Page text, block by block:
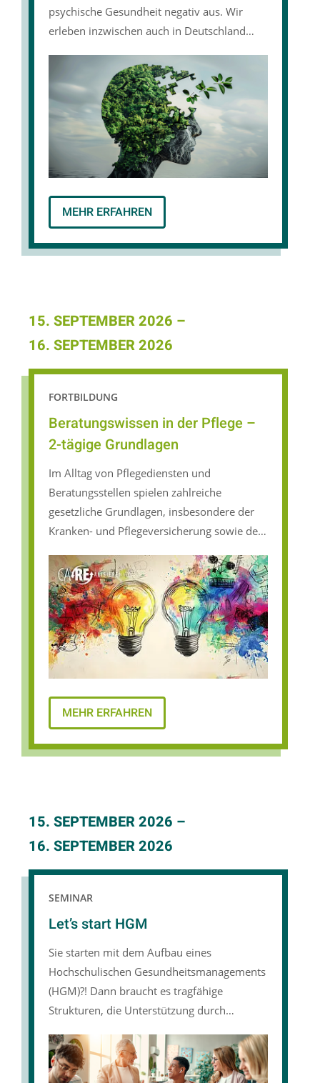
psychische Gesundheit negativ aus. Wir
erleben inzwischen auch in Deutschland
Extremwetterereignisse, Hitzetage und den
Verlust der Biodiversität. Das bleibt nicht
ohne Folgen, auch für die Psyche: Die
Klimaveränderungen können das
Stressempfinden sowie belastende Gefühle
wie Hilflosigkeit, Wut, Trauer oder
MEHR ERFAHREN
15. SEPTEMBER 2026 –
16. SEPTEMBER 2026
FORTBILDUNG
Beratungswissen in der Pflege –
2-tägige Grundlagen
Im Alltag von Pflegediensten und
Beratungsstellen spielen zahlreiche
gesetzliche Grundlagen, insbesondere der
Kranken- und Pflegeversicherung sowie der
Mitarbeitenden müssen die entsprechenden
Paragraphen nicht nur kennen, sondern
auch für ihre Klientel und ihr Team
übersetzen und erklären können.
MEHR ERFAHREN
15. SEPTEMBER 2026 –
16. SEPTEMBER 2026
SEMINAR
Let’s start HGM
Sie starten mit dem Aufbau eines
Hochschulischen Gesundheitsmanagements
(HGM)?! Dann braucht es tragfähige
Strukturen, die Unterstützung durch
Ausrichtung.